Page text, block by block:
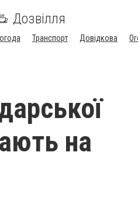
Дозвілля
Транспорт Довідкова
на